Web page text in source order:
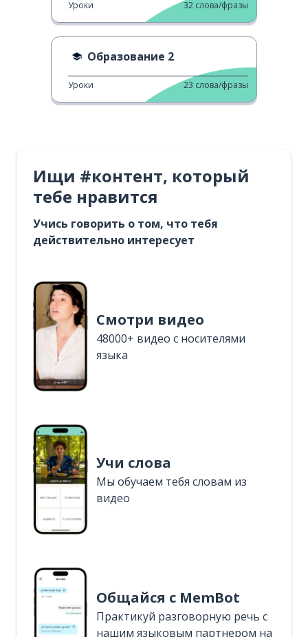
Уроки 32 слова/фразы
Образование 2
Уроки 23 слова/фразы
Ищи #контент, который
тебе нравится
Учись говорить о том, что тебя
действительно интересует
Смотри видео
48000+ видео с носителями
языка
Учи слова
Мы обучаем тебя словам из
видео
Общайся с MemBot
Практикуй разговорную речь с
нашим языковым партнером на